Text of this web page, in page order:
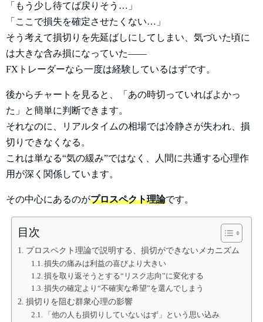
「もう少し待てば戻りそう…」
「ここで損失を確定させたくない…」
そう考えて損切りを先延ばしにしてしまい、気づいた頃に
は大きな含み損になっていた――
FXトレーダーなら一度は経験しているはずです。
後からチャートを見ると、「あの時切っていればよかっ
た」と簡単に判断できます。
それなのに、リアルタイムの相場では冷静さが失われ、損
切りできなくなる。
これは単なる“気の緩み”ではなく、人間に共通する心理作
用が深く関係しています。
その中心にあるのがプロスペクト理論です。
目次
プロスペクト理論で説明する、損切ができないメカニズム
損失の痛みは利益の喜びより大きい
損を取り返そうとする“リスク志向”に変化する
損失の確定より“不確実な希望”を選んでしまう
損切りを阻む群衆心理の影響
「他の人も損切りしていないはず」という思い込み